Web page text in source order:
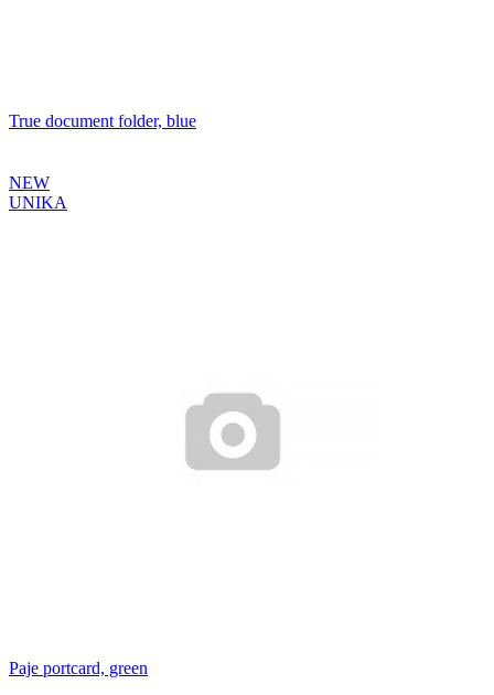
True document folder, blue
NEW
UNIKA
Paje portcard, green